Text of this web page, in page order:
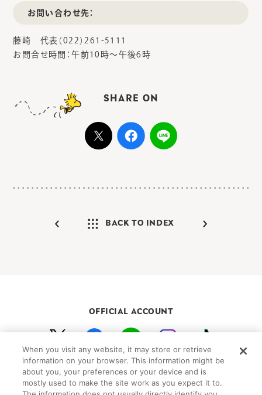
お問い合わせ先：
藤崎 代表（022）261-5111
お問合せ時間：午前10時～午後6時
SHARE ON
BACK TO INDEX
OFFICIAL ACCOUNT
初めての方向けガイド FAQ
プライバシーポリシー サイトマップ
Cookie Settings
When you visit any website, it may store or retrieve
information on your browser. This information might be
about you, your preferences or your device and is
mostly used to make the site work as you expect it to.